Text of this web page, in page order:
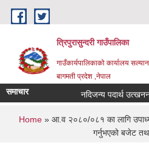
Skip to main content
त्रिपुरासुन्दरी गाउँपालिका
गाउँकार्यपालिकाको कार्यालय
बागमती प्रदेश ,नेपाल
समाचार
You are here
Home» आ.व २०८०/०८१ का लागि
गर्नुभएको बजेट